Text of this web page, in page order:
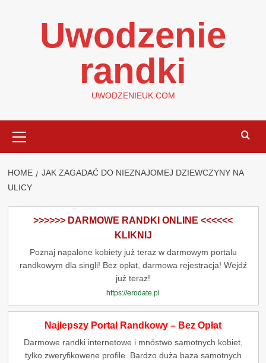
Uwodzenie
randki
UWODZENIEUK.COM
Menu
HOME
JAK ZAGADAĆ DO NIEZNAJOMEJ DZIEWCZYNY NA
ULICY
>>>>>> DARMOWE RANDKI ONLINE <<<<<<
KLIKNIJ
Poznaj napalone kobiety już teraz w darmowym portalu
randkowym dla singli! Bez opłat, darmowa rejestracja! Wejdź
już teraz!
https://erodate.pl
Najlepszy Portal Randkowy – Bez Opłat
Darmowe randki internetowe i mnóstwo samotnych kobiet,
tylko zweryfikowene profile. Bardzo duża baza samotnych